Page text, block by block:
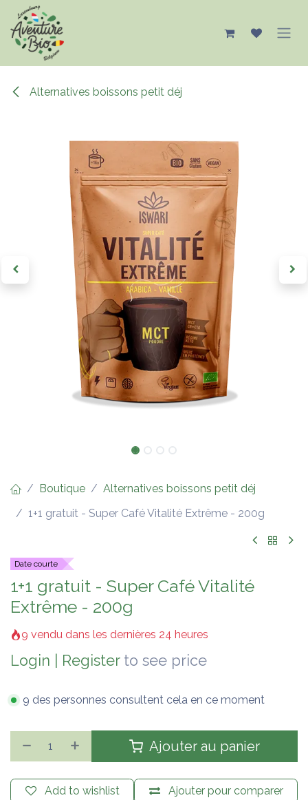
Se rendre au contenu
Alternatives boissons petit déj
Boutique
Alternatives boissons petit déj
1+1 gratuit - Super Café Vitalité Extrême - 200g
Date courte
1+1 gratuit - Super Café Vitalité
Extrême - 200g
9 vendu dans les dernières 24 heures
Login Register to see price
9 des personnes consultent cela en ce moment
Ajouter au panier
Ajouter pour comparer
Add to wishlist